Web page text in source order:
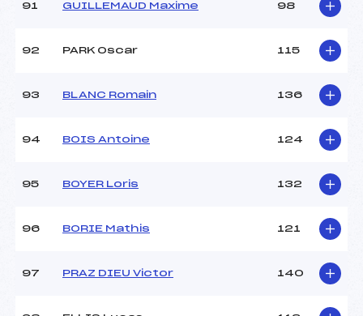
91 GUILLEMAUD Maxime 98
92 PARK Oscar 115
93 BLANC Romain 136
94 BOIS Antoine 124
95 BOYER Loris 132
96 BORIE Mathis 121
97 PRAZ DIEU Victor 140